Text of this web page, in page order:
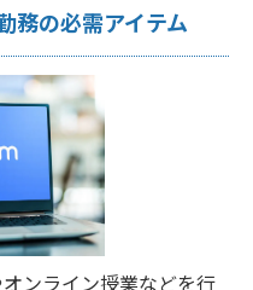
務の必需アイテム
ンライン授業などを行